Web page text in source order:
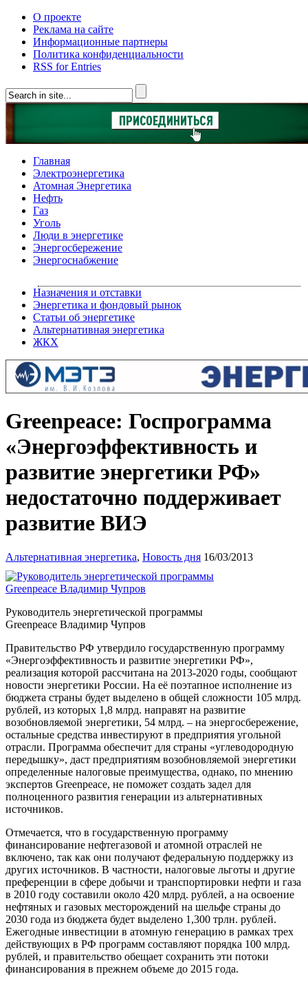
О проекте
Реклама на сайте
Информационные партнеры
Политика конфиденциальности
RSS for Entries
Главная
Электроэнергетика
Атомная Энергетика
Нефть
Газ
Уголь
Люди в энергетике
Энергосбережение
Энергоснабжение
Назначения и отставки
Энергетика и фондовый рынок
Статьи об энергетике
Альтернативная энергетика
ЖКХ
Greenpeace: Госпрограмма
«Энергоэффективность и
развитие энергетики РФ»
недостаточно поддерживает
развитие ВИЭ
Альтернативная энергетика, Новость дня 16/03/2013
Руководитель энергетической программы
Greenpeace Владимир Чупров
Правительство РФ утвердило государственную программу
«Энергоэффективность и развитие энергетики РФ»,
реализация которой рассчитана на 2013-2020 годы, сообщают
новости энергетики России. На её поэтапное исполнение из
бюджета страны будет выделено в общей сложности 105 млрд.
рублей, из которых 1,8 млрд. направят на развитие
возобновляемой энергетики, 54 млрд. – на энергосбережение,
остальные средства инвестируют в предприятия угольной
отрасли. Программа обеспечит для страны «углеводородную
передышку», даст предприятиям возобновляемой энергетики
определенные налоговые преимущества, однако, по мнению
экспертов Greenpeace, не поможет создать задел для
полноценного развития генерации из альтернативных
источников.
Отмечается, что в государственную программу
финансирование нефтегазовой и атомной отраслей не
включено, так как они получают федеральную поддержку из
других источников. В частности, налоговые льготы и другие
преференции в сфере добычи и транспортировки нефти и газа
в 2010 году составили около 420 млрд. рублей, а на освоение
нефтяных и газовых месторождений на шельфе страны до
2030 года из бюджета будет выделено 1,300 трлн. рублей.
Ежегодные инвестиции в атомную генерацию в рамках трех
действующих в РФ программ составляют порядка 100 млрд.
рублей, и правительство обещает сохранить эти потоки
финансирования в прежнем объеме до 2015 года.